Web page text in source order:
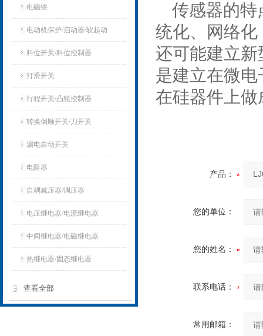
电磁铁
电动机保护/启动器/软起动
料位开关/料位控制器
打滑开关
行程开关/凸轮控制器
转换倒顺开关/刀开关
漏电自动开关
电阻器
自耦减压器/调压器
电压继电器/电流继电器
中间继电器/电磁继电器
热继电器/固态继电器
查看全部
传感器的特
统化、网络
还可能建立
是建立在微
在硅器件上
产品：
您的单位：
您的姓名：
联系电话：
常用邮箱：